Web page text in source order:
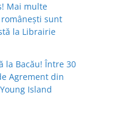
Mai multe
sunt
la Librairie
la Bacău! Între 30
Agrement din
Island